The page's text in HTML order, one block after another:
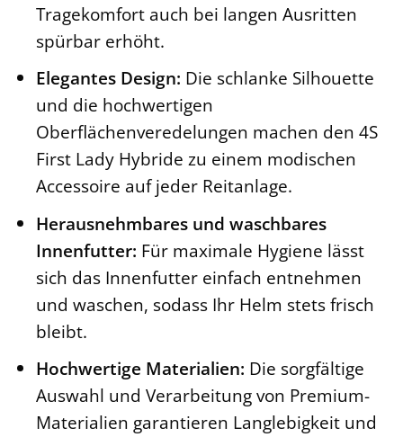
Tragekomfort auch bei langen Ausritten
spürbar erhöht.
Elegantes Design: Die schlanke Silhouette
und die hochwertigen
Oberflächenveredelungen machen den 4S
First Lady Hybride zu einem modischen
Accessoire auf jeder Reitanlage.
Herausnehmbares und waschbares
Innenfutter: Für maximale Hygiene lässt
sich das Innenfutter einfach entnehmen
und waschen, sodass Ihr Helm stets frisch
bleibt.
Hochwertige Materialien: Die sorgfältige
Auswahl und Verarbeitung von Premium-
Materialien garantieren Langlebigkeit und